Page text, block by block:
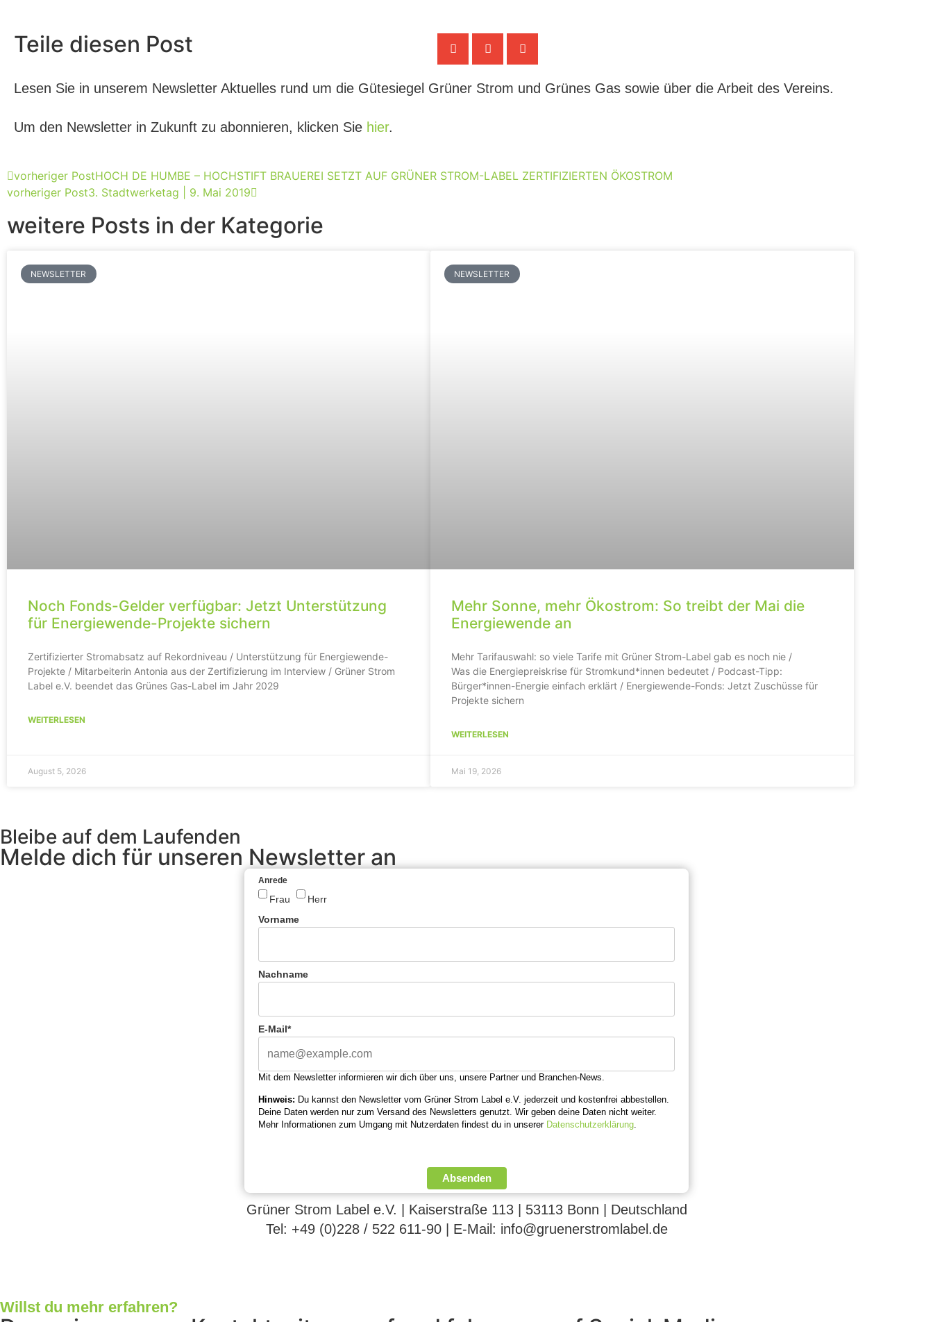
Teile diesen Post
Lesen Sie in unserem Newsletter Aktuelles rund um die Gütesiegel Grüner Strom und Grünes Gas sowie über die Arbeit des Vereins.
Um den Newsletter in Zukunft zu abonnieren, klicken Sie hier.
vorheriger PostHOCH DE HUMBE – HOCHSTIFT BRAUEREI SETZT AUF GRÜNER STROM-LABEL ZERTIFIZIERTEN ÖKOSTROM
vorheriger Post3. Stadtwerketag | 9. Mai 2019
weitere Posts in der Kategorie
NEWSLETTER
Noch Fonds-Gelder verfügbar: Jetzt Unterstützung
für Energiewende-Projekte sichern
Zertifizierter Stromabsatz auf Rekordniveau / Unterstützung für Energiewende-
Projekte / Mitarbeiterin Antonia aus der Zertifizierung im Interview / Grüner Strom
Label e.V. beendet das Grünes Gas-Label im Jahr 2029
WEITERLESEN
August 5, 2026
NEWSLETTER
Mehr Sonne, mehr Ökostrom: So treibt der Mai die
Energiewende an
Mehr Tarifauswahl: so viele Tarife mit Grüner Strom-Label gab es noch nie /
Was die Energiepreiskrise für Stromkund*innen bedeutet / Podcast-Tipp:
Bürger*innen-Energie einfach erklärt / Energiewende-Fonds: Jetzt Zuschüsse für
Projekte sichern
WEITERLESEN
Mai 19, 2026
Bleibe auf dem Laufenden
Melde dich für unseren Newsletter an
Anrede
Frau
Herr
Vorname
Nachname
E-Mail*
Mit dem Newsletter informieren wir dich über uns, unsere Partner und Branchen-News.
Hinweis: Du kannst den Newsletter vom Grüner Strom Label e.V. jederzeit und kostenfrei abbestellen.
Deine Daten werden nur zum Versand des Newsletters genutzt. Wir geben deine Daten nicht weiter.
Mehr Informationen zum Umgang mit Nutzerdaten findest du in unserer Datenschutzerklärung.
Absenden
Grüner Strom Label e.V. | Kaiserstraße 113 | 53113 Bonn | Deutschland
Tel: +49 (0)228 / 522 611-90 | E-Mail: info@gruenerstromlabel.de
Willst du mehr erfahren?